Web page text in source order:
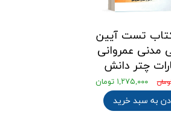
تست آیین
مدنی عمروانی
چتر دانش
۱,۲۷۵,۰۰۰ تومان
به سبد خرید